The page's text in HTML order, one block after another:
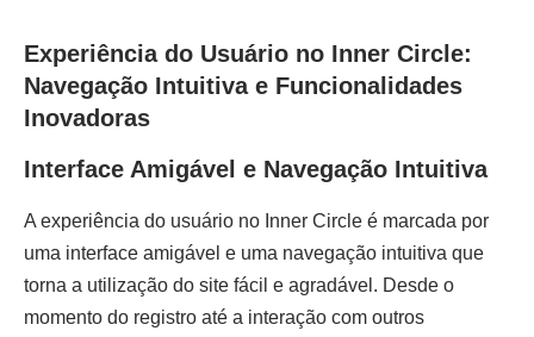
Experiência do Usuário no Inner Circle:
Navegação Intuitiva e Funcionalidades
Inovadoras
Interface Amigável e Navegação Intuitiva
A experiência do usuário no Inner Circle é marcada por
uma interface amigável e uma navegação intuitiva que
torna a utilização do site fácil e agradável. Desde o
momento do registro até a interação com outros